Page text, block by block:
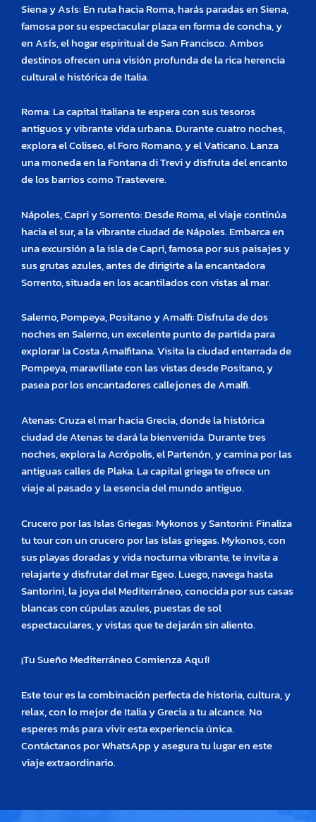
Siena y Asís: En ruta hacia Roma, harás paradas en Siena,
famosa por su espectacular plaza en forma de concha, y
en Asís, el hogar espiritual de San Francisco. Ambos
destinos ofrecen una visión profunda de la rica herencia
cultural e histórica de Italia.
Roma: La capital italiana te espera con sus tesoros
antiguos y vibrante vida urbana. Durante cuatro noches,
explora el Coliseo, el Foro Romano, y el Vaticano. Lanza
una moneda en la Fontana di Trevi y disfruta del encanto
de los barrios como Trastevere.
Nápoles, Capri y Sorrento: Desde Roma, el viaje continúa
hacia el sur, a la vibrante ciudad de Nápoles. Embarca en
una excursión a la isla de Capri, famosa por sus paisajes y
sus grutas azules, antes de dirigirte a la encantadora
Sorrento, situada en los acantilados con vistas al mar.
Salerno, Pompeya, Positano y Amalfi: Disfruta de dos
noches en Salerno, un excelente punto de partida para
explorar la Costa Amalfitana. Visita la ciudad enterrada de
Pompeya, maravíllate con las vistas desde Positano, y
pasea por los encantadores callejones de Amalfi.
Atenas: Cruza el mar hacia Grecia, donde la histórica
ciudad de Atenas te dará la bienvenida. Durante tres
noches, explora la Acrópolis, el Partenón, y camina por las
antiguas calles de Plaka. La capital griega te ofrece un
viaje al pasado y la esencia del mundo antiguo.
Crucero por las Islas Griegas: Mykonos y Santorini: Finaliza
tu tour con un crucero por las islas griegas. Mykonos, con
sus playas doradas y vida nocturna vibrante, te invita a
relajarte y disfrutar del mar Egeo. Luego, navega hasta
Santorini, la joya del Mediterráneo, conocida por sus casas
blancas con cúpulas azules, puestas de sol
espectaculares, y vistas que te dejarán sin aliento.
¡Tu Sueño Mediterráneo Comienza Aquí!
Este tour es la combinación perfecta de historia, cultura, y
relax, con lo mejor de Italia y Grecia a tu alcance. No
esperes más para vivir esta experiencia única.
Contáctanos por WhatsApp y asegura tu lugar en este
viaje extraordinario.